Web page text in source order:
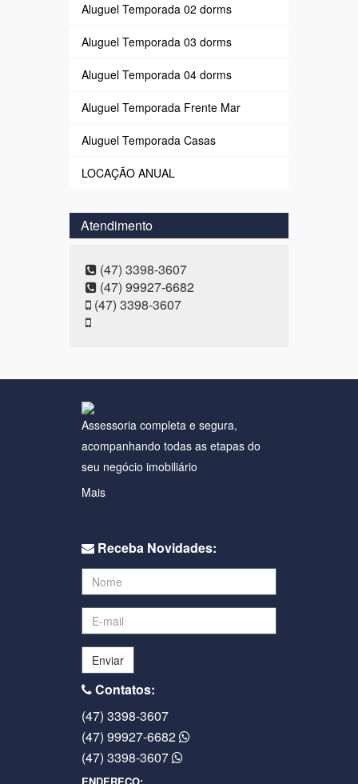
Aluguel Temporada 02 dorms
Aluguel Temporada 03 dorms
Aluguel Temporada 04 dorms
Aluguel Temporada Frente Mar
Aluguel Temporada Casas
LOCAÇÃO ANUAL
Atendimento
(47) 3398-3607
(47) 99927-6682
(47) 3398-3607
Assessoria completa e segura,
acompanhando todas as etapas do
seu negócio imobiliário
Mais
Receba Novidades:
Enviar
Contatos:
(47) 3398-3607
(47) 99927-6682
(47) 3398-3607